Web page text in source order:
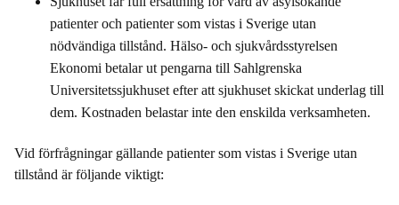
patienter och patienter som vistas i Sverige utan
nödvändiga tillstånd. Hälso- och sjukvårdsstyrelsen
Ekonomi betalar ut pengarna till Sahlgrenska
Universitetssjukhuset efter att sjukhuset skickat underlag till
dem. Kostnaden belastar inte den enskilda verksamheten.
Vid förfrågningar gällande patienter som vistas i Sverige utan
tillstånd är följande viktigt: